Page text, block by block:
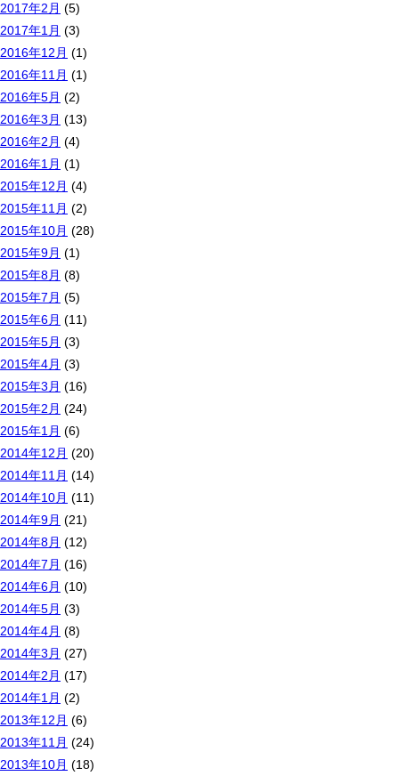
2017年2月 (5)
2017年1月 (3)
2016年12月 (1)
2016年11月 (1)
2016年5月 (2)
2016年3月 (13)
2016年2月 (4)
2016年1月 (1)
2015年12月 (4)
2015年11月 (2)
2015年10月 (28)
2015年9月 (1)
2015年8月 (8)
2015年7月 (5)
2015年6月 (11)
2015年5月 (3)
2015年4月 (3)
2015年3月 (16)
2015年2月 (24)
2015年1月 (6)
2014年12月 (20)
2014年11月 (14)
2014年10月 (11)
2014年9月 (21)
2014年8月 (12)
2014年7月 (16)
2014年6月 (10)
2014年5月 (3)
2014年4月 (8)
2014年3月 (27)
2014年2月 (17)
2014年1月 (2)
2013年12月 (6)
2013年11月 (24)
2013年10月 (18)